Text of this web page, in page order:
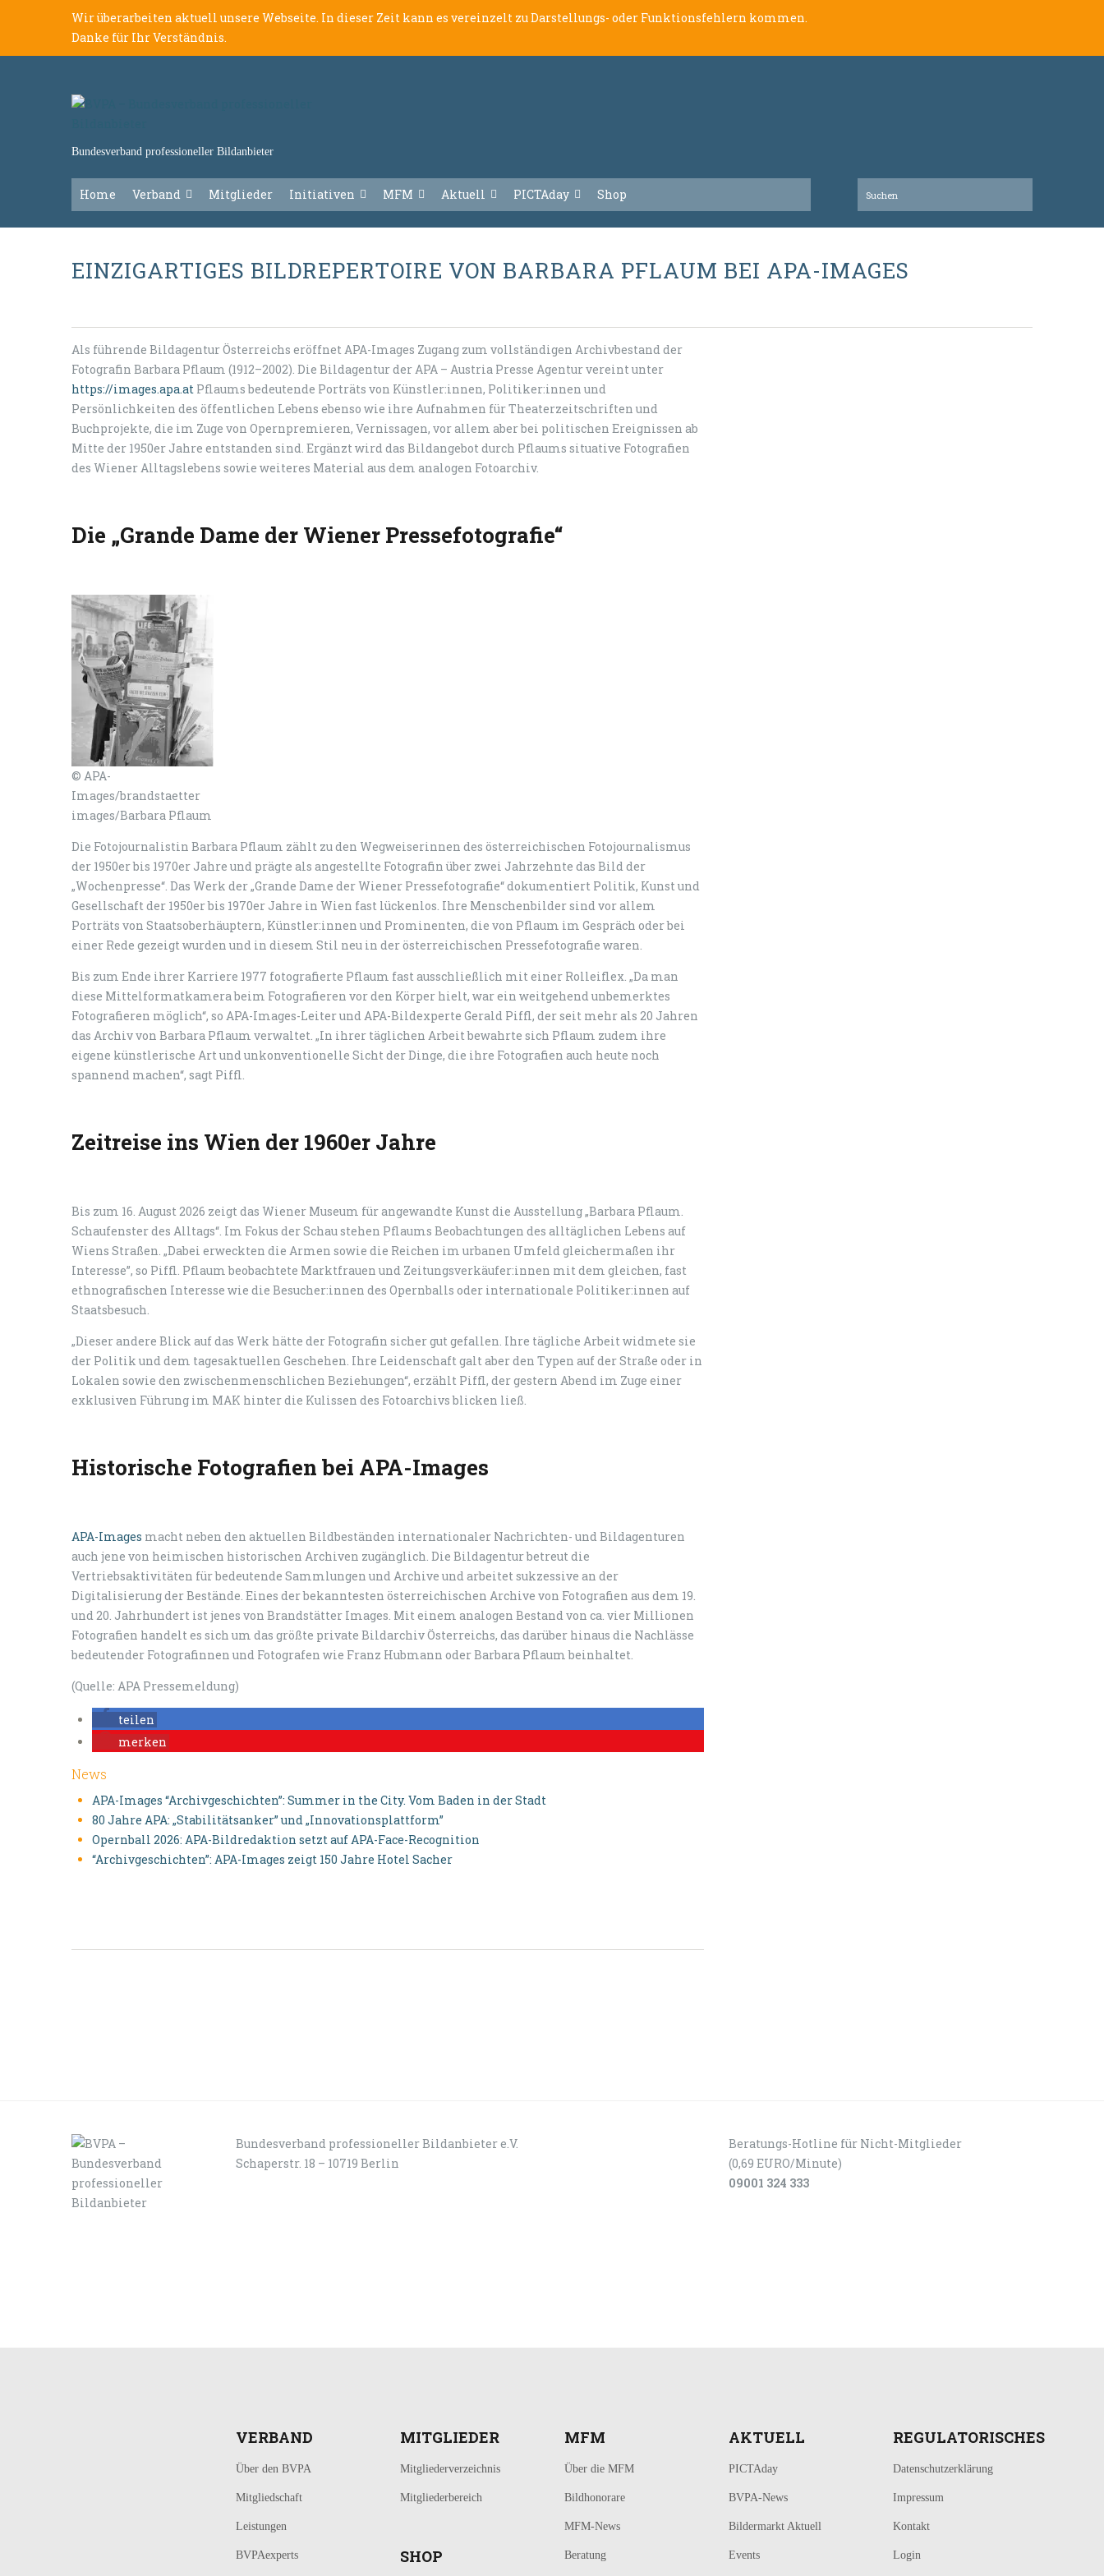
Wir überarbeiten aktuell unsere Webseite. In dieser Zeit kann es vereinzelt zu Darstellungs- oder Funktionsfehlern kommen.
Danke für Ihr Verständnis.
Bundesverband professioneller Bildanbieter
Home Verband Mitglieder Initiativen MFM Aktuell PICTAday Shop
EINZIGARTIGES BILDREPERTOIRE VON BARBARA PFLAUM BEI APA-IMAGES
Als führende Bildagentur Österreichs eröffnet APA-Images Zugang zum vollständigen Archivbestand der
Fotografin Barbara Pflaum (1912–2002). Die Bildagentur der APA – Austria Presse Agentur vereint unter
https://images.apa.at Pflaums bedeutende Porträts von Künstler:innen, Politiker:innen und
Persönlichkeiten des öffentlichen Lebens ebenso wie ihre Aufnahmen für Theaterzeitschriften und
Buchprojekte, die im Zuge von Opernpremieren, Vernissagen, vor allem aber bei politischen Ereignissen ab
Mitte der 1950er Jahre entstanden sind. Ergänzt wird das Bildangebot durch Pflaums situative Fotografien
des Wiener Alltagslebens sowie weiteres Material aus dem analogen Fotoarchiv.
Die „Grande Dame der Wiener Pressefotografie“
© APA-
Images/brandstaetter
images/Barbara Pflaum
Die Fotojournalistin Barbara Pflaum zählt zu den Wegweiserinnen des österreichischen Fotojournalismus
der 1950er bis 1970er Jahre und prägte als angestellte Fotografin über zwei Jahrzehnte das Bild der
„Wochenpresse“. Das Werk der „Grande Dame der Wiener Pressefotografie“ dokumentiert Politik, Kunst und
Gesellschaft der 1950er bis 1970er Jahre in Wien fast lückenlos. Ihre Menschenbilder sind vor allem
Porträts von Staatsoberhäuptern, Künstler:innen und Prominenten, die von Pflaum im Gespräch oder bei
einer Rede gezeigt wurden und in diesem Stil neu in der österreichischen Pressefotografie waren.
Bis zum Ende ihrer Karriere 1977 fotografierte Pflaum fast ausschließlich mit einer Rolleiflex. „Da man
diese Mittelformatkamera beim Fotografieren vor den Körper hielt, war ein weitgehend unbemerktes
Fotografieren möglich“, so APA-Images-Leiter und APA-Bildexperte Gerald Piffl, der seit mehr als 20 Jahren
das Archiv von Barbara Pflaum verwaltet. „In ihrer täglichen Arbeit bewahrte sich Pflaum zudem ihre
eigene künstlerische Art und unkonventionelle Sicht der Dinge, die ihre Fotografien auch heute noch
spannend machen“, sagt Piffl.
Zeitreise ins Wien der 1960er Jahre
Bis zum 16. August 2026 zeigt das Wiener Museum für angewandte Kunst die Ausstellung „Barbara Pflaum.
Schaufenster des Alltags“. Im Fokus der Schau stehen Pflaums Beobachtungen des alltäglichen Lebens auf
Wiens Straßen. „Dabei erweckten die Armen sowie die Reichen im urbanen Umfeld gleichermaßen ihr
Interesse”, so Piffl. Pflaum beobachtete Marktfrauen und Zeitungsverkäufer:innen mit dem gleichen, fast
ethnografischen Interesse wie die Besucher:innen des Opernballs oder internationale Politiker:innen auf
Staatsbesuch.
„Dieser andere Blick auf das Werk hätte der Fotografin sicher gut gefallen. Ihre tägliche Arbeit widmete sie
der Politik und dem tagesaktuellen Geschehen. Ihre Leidenschaft galt aber den Typen auf der Straße oder in
Lokalen sowie den zwischenmenschlichen Beziehungen“, erzählt Piffl, der gestern Abend im Zuge einer
exklusiven Führung im MAK hinter die Kulissen des Fotoarchivs blicken ließ.
Historische Fotografien bei APA-Images
APA-Images macht neben den aktuellen Bildbeständen internationaler Nachrichten- und Bildagenturen
auch jene von heimischen historischen Archiven zugänglich. Die Bildagentur betreut die
Vertriebsaktivitäten für bedeutende Sammlungen und Archive und arbeitet sukzessive an der
Digitalisierung der Bestände. Eines der bekanntesten österreichischen Archive von Fotografien aus dem 19.
und 20. Jahrhundert ist jenes von Brandstätter Images. Mit einem analogen Bestand von ca. vier Millionen
Fotografien handelt es sich um das größte private Bildarchiv Österreichs, das darüber hinaus die Nachlässe
bedeutender Fotografinnen und Fotografen wie Franz Hubmann oder Barbara Pflaum beinhaltet.
(Quelle: APA Pressemeldung)
teilen
merken
News
APA-Images “Archivgeschichten”: Summer in the City. Vom Baden in der Stadt
80 Jahre APA: „Stabilitätsanker” und „Innovationsplattform”
Opernball 2026: APA-Bildredaktion setzt auf APA-Face-Recognition
“Archivgeschichten”: APA-Images zeigt 150 Jahre Hotel Sacher
Bundesverband professioneller Bildanbieter e.V.
Schaperstr. 18 – 10719 Berlin
Beratungs-Hotline für Nicht-Mitglieder
(0,69 EURO/Minute)
09001 324 333
VERBAND
Über den BVPA
Mitgliedschaft
Leistungen
BVPAexperts
MITGLIEDER
Mitgliederverzeichnis
Mitgliederbereich
SHOP
MFM
Über die MFM
Bildhonorare
MFM-News
Beratung
AKTUELL
PICTAday
BVPA-News
Bildermarkt Aktuell
Events
REGULATORISCHES
Datenschutzerklärung
Impressum
Kontakt
Login